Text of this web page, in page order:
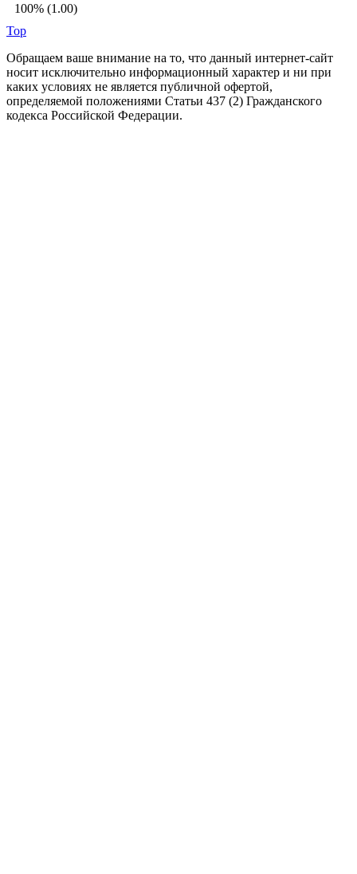
100% (1.00)
Top
Обращаем ваше внимание на то, что данный интернет-сайт
носит исключительно информационный характер и ни при
каких условиях не является публичной офертой,
определяемой положениями Статьи 437 (2) Гражданского
кодекса Российской Федерации.